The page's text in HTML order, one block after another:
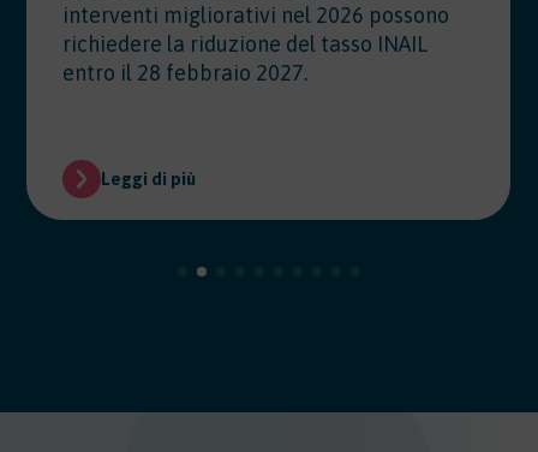
interventi migliorativi nel 2026 possono
richiedere la riduzione del tasso INAIL
entro il 28 febbraio 2027.
Leggi di più